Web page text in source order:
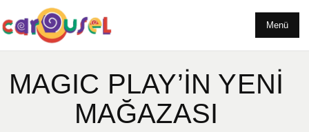
Menü
MAGIC PLAY’İN YENİ
MAĞAZASI